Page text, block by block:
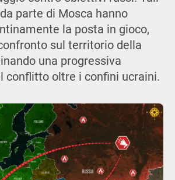
parte di Mosca hanno
la posta in gioco,
sul territorio della
una progressiva
conflitto oltre i confini ucraini.